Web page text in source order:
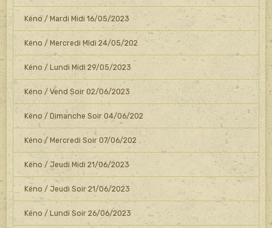
Kéno / Mardi Midi 16/05/2023
Kéno / Mercredi Midi 24/05/202
Kéno / Lundi Midi 29/05/2023
Kéno / Vend Soir 02/06/2023
Kéno / Dimanche Soir 04/06/202
Kéno / Mercredi Soir 07/06/202
Kéno / Jeudi Midi 21/06/2023
Kéno / Jeudi Soir 21/06/2023
Kéno / Lundi Soir 26/06/2023